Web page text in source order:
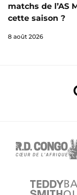
matchs de l’AS
cette saison ?
8 août 2026